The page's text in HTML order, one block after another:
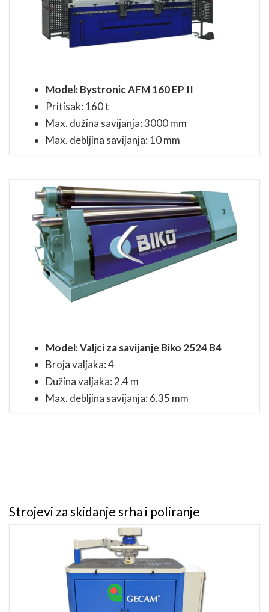
Model: Bystronic AFM 160 EP II
Pritisak: 160 t
Max. dužina savijanja: 3000 mm
Max. debljina savijanja: 10 mm
Model: Valjci za savijanje Biko 2524 B4
Broja valjaka: 4
Dužina valjaka: 2.4 m
Max. debljina savijanja: 6.35 mm
Strojevi za skidanje srha i poliranje